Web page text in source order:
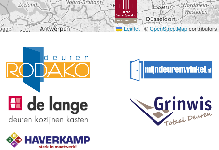
Leaflet |©OpenStreetMapcontributors